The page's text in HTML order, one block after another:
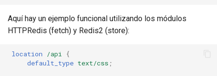
Aquí hay un ejemplo funcional utilizando los módulos
HTTPRedis (fetch) y Redis2 (store):
location /api
{
default_type text/css ;